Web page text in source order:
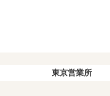
東京営業所